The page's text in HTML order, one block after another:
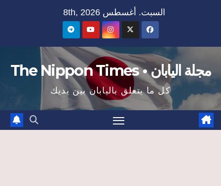
السبت. أغسطس 8th, 2026
مجلة اليابان • The Nippon Times
كل ما يتعلق باليابان بين يديك